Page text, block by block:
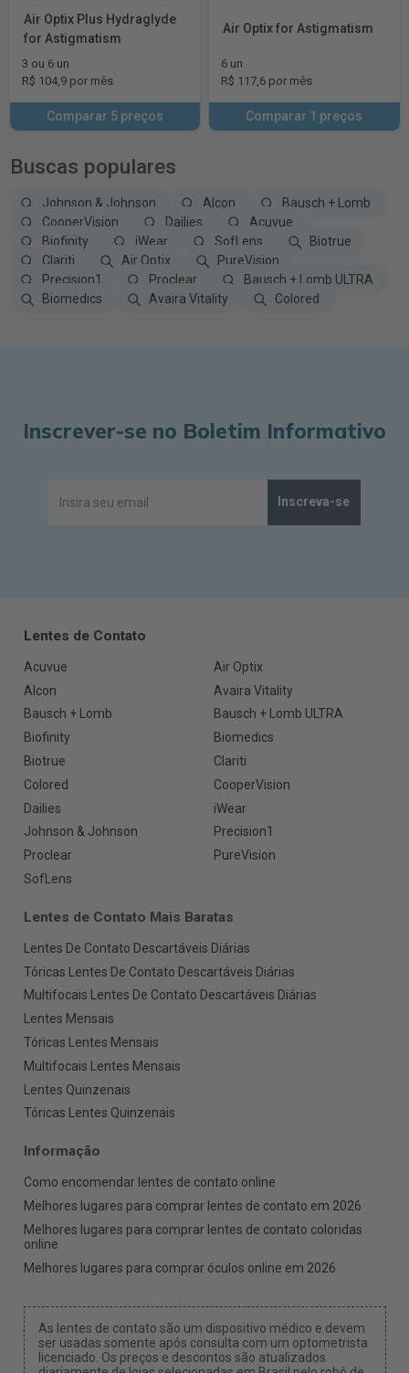
Air Optix Plus Hydraglyde
for Astigmatism
3 ou 6 un
R$ 104,9 por mês
Comparar 5 preços
Air Optix for Astigmatism
6 un
R$ 117,6 por mês
Comparar 1 preços
Buscas populares
Johnson & Johnson Alcon
Bausch + Lomb
CooperVision
Dailies
Acuvue
Biofinity
iWear SofLens
Biotrue
Clariti
Air Optix
PureVision
Precision1
Proclear
Bausch + Lomb ULTRA
Biomedics
Avaira Vitality Colored
Inscrever-se no Boletim Informativo
Inscreva-se
Lentes de Contato
Acuvue
Air Optix
Alcon
Avaira Vitality
Bausch + Lomb
Bausch + Lomb ULTRA
Biofinity
Biomedics
Biotrue
Clariti
Colored
CooperVision
Dailies
iWear
Johnson & Johnson
Precision1
Proclear
PureVision
SofLens
Lentes de Contato Mais Baratas
Lentes De Contato Descartáveis Diárias
Tóricas Lentes De Contato Descartáveis Diárias
Multifocais Lentes De Contato Descartáveis Diárias
Lentes Mensais
Tóricas Lentes Mensais
Multifocais Lentes Mensais
Lentes Quinzenais
Tóricas Lentes Quinzenais
Informação
Como encomendar lentes de contato online
Melhores lugares para comprar lentes de contato em 2026
Melhores lugares para comprar lentes de contato coloridas
online
Melhores lugares para comprar óculos online em 2026
As lentes de contato são um dispositivo médico e devem
ser usadas somente após consulta com um optometrista
licenciado. Os preços e descontos são atualizados